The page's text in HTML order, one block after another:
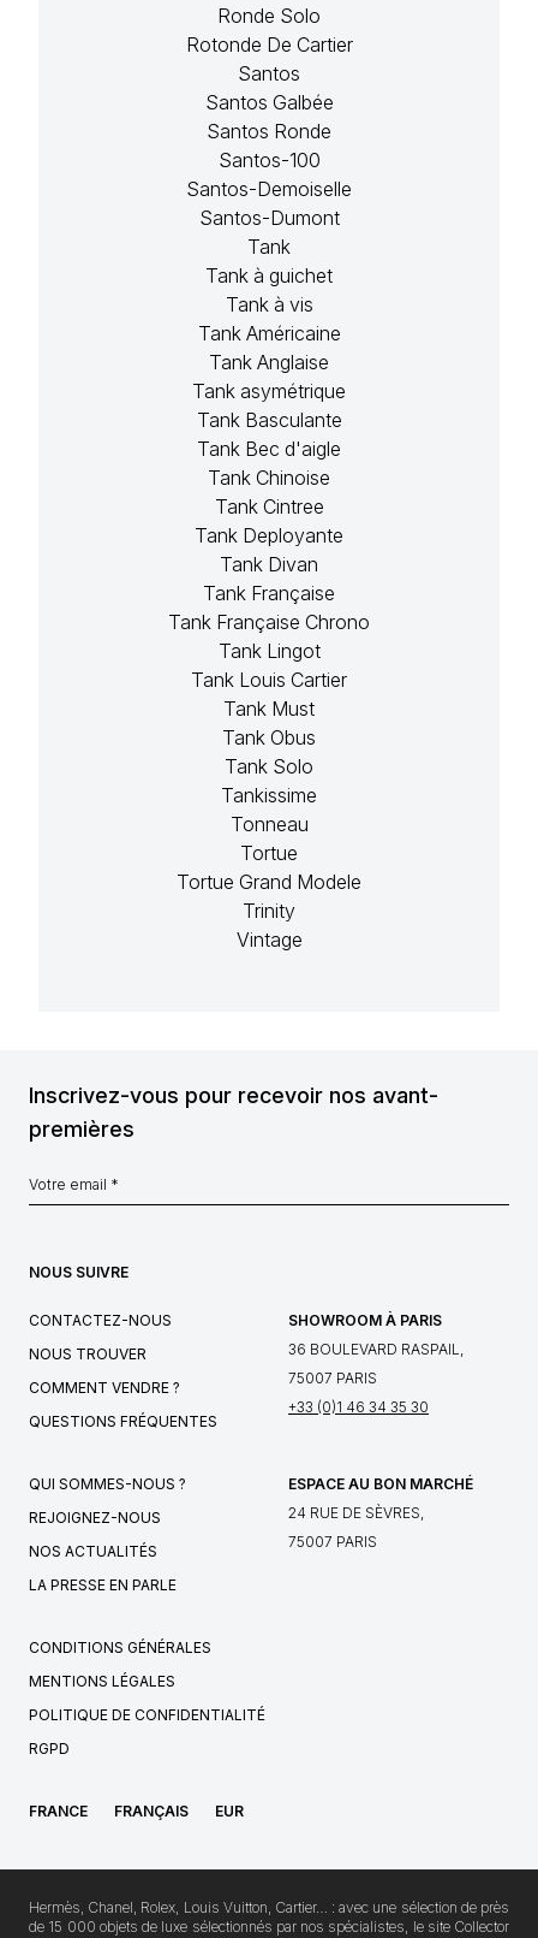
Ronde Solo
Rotonde De Cartier
Santos
Santos Galbée
Santos Ronde
Santos-100
Santos-Demoiselle
Santos-Dumont
Tank
Tank à guichet
Tank à vis
Tank Américaine
Tank Anglaise
Tank asymétrique
Tank Basculante
Tank Bec d'aigle
Tank Chinoise
Tank Cintree
Tank Deployante
Tank Divan
Tank Française
Tank Française Chrono
Tank Lingot
Tank Louis Cartier
Tank Must
Tank Obus
Tank Solo
Tankissime
Tonneau
Tortue
Tortue Grand Modele
Trinity
Vintage
Inscrivez-vous pour recevoir nos avant-
premières
NOUS SUIVRE
CONTACTEZ-NOUS
NOUS TROUVER
COMMENT VENDRE ?
QUESTIONS FRÉQUENTES
SHOWROOM À PARIS
36 BOULEVARD RASPAIL,
75007 PARIS
+33 (0)1 46 34 35 30
QUI SOMMES-NOUS ?
REJOIGNEZ-NOUS
NOS ACTUALITÉS
LA PRESSE EN PARLE
ESPACE AU BON MARCHÉ
24 RUE DE SÈVRES,
75007 PARIS
CONDITIONS GÉNÉRALES
MENTIONS LÉGALES
POLITIQUE DE CONFIDENTIALITÉ
RGPD
FRANCE FRANÇAIS EUR
Hermès, Chanel, Rolex, Louis Vuitton, Cartier… : avec une sélection de près
de 15 000 objets de luxe sélectionnés par nos spécialistes, le site Collector